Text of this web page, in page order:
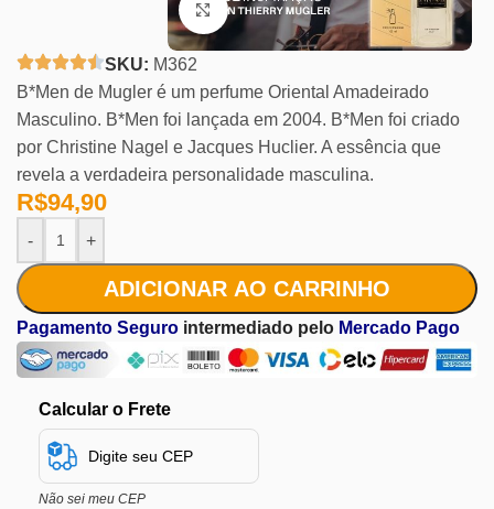
Clique para ampliar
SKU: M362
B*Men de Mugler é um perfume Oriental Amadeirado
Masculino. B*Men foi lançada em 2004. B*Men foi criado
por Christine Nagel e Jacques Huclier. A essência que
revela a verdadeira personalidade masculina.
R$94,90
- +
ADICIONAR AO CARRINHO
Pagamento Seguro intermediado pelo Mercado Pago
Calcular o Frete
Não sei meu CEP